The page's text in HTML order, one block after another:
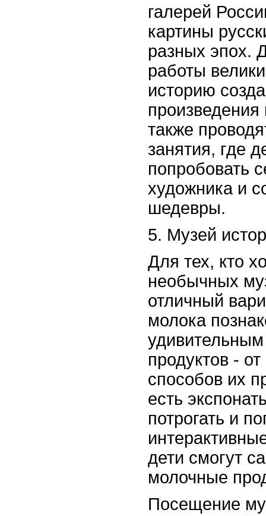
галерей
картины
разных эпох.
работы
историю
произведения
также
занятия, где
попробовать
художника и
шедевры.
5. Музей
Для тех, кто
необычных
отличный
молока
продуктов -
способов их
есть
потрогать и
дети смогут
молочные
Посещение